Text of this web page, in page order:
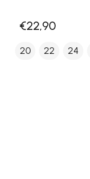
€22,90
20 22 24